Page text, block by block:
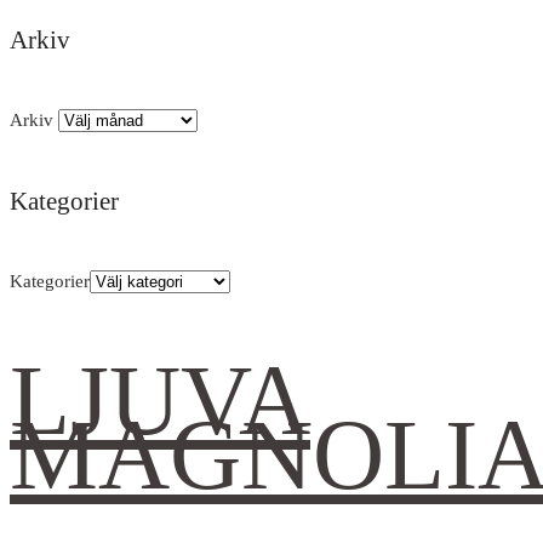
Arkiv
Arkiv
Kategorier
Kategorier
LJUVA